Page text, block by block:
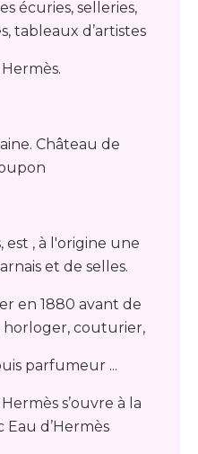
écuries, selleries,
tableaux d’artistes
est , à l'origine une
et de selles.
en 1880 avant de
couturier,
parfumeur ...
s’ouvre à la
d’Hermès